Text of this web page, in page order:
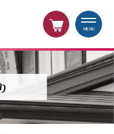
MENU